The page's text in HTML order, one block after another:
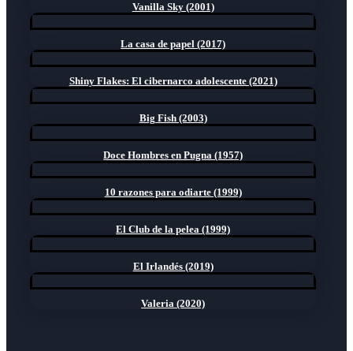
Vanilla Sky (2001)
La casa de papel (2017)
Shiny Flakes: El cibernarco adolescente (2021)
Big Fish (2003)
Doce Hombres en Pugna (1957)
10 razones para odiarte (1999)
El Club de la pelea (1999)
El Irlandés (2019)
Valeria (2020)